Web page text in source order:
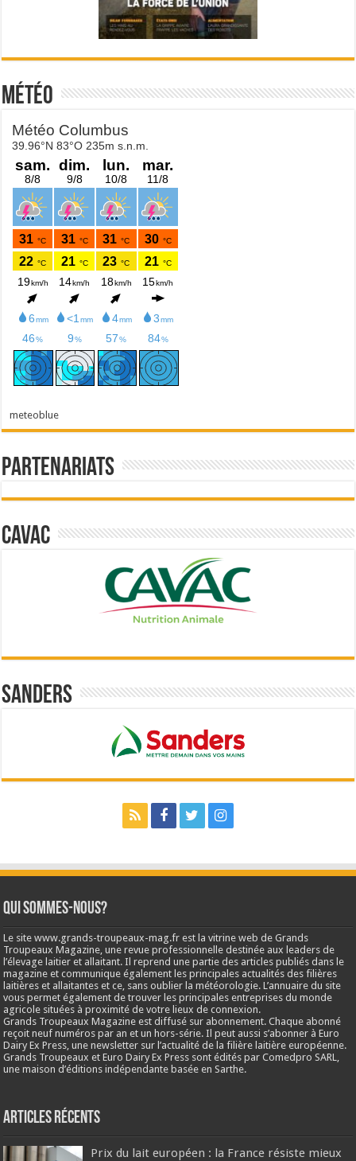
Météo
meteoblue
Partenariats
Cavac
Sanders
Qui sommes-nous?
Le site www.grands-troupeaux-mag.fr est la vitrine web de Grands
Troupeaux Magazine, une revue professionnelle destinée aux leaders de
l’élevage laitier et allaitant. Il reprend une partie des articles publiés dans le
magazine et communique également les principales actualités des filières
laitières et allaitantes et ce, sans oublier la météorologie. L’annuaire du site
vous permet également de trouver les principales entreprises du monde
agricole situées à proximité de votre lieux de connexion.
Grands Troupeaux Magazine est diffusé sur abonnement. Chaque abonné
reçoit neuf numéros par an et un hors-série. Il peut aussi s’abonner à Euro
Dairy Ex Press, une newsletter sur l’actualité de la filière laitière européenne.
Grands Troupeaux et Euro Dairy Ex Press sont édités par Comedpro SARL,
une maison d’éditions indépendante basée en Sarthe.
Articles récents
Prix du lait européen : la France résiste mieux